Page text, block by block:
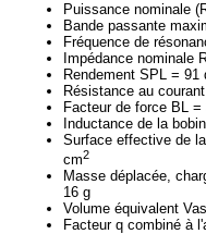
Puissance nominale
Bande passante
Fréquence de
Impédance nominale
Rendement SPL = 91
Résistance au
Facteur de force BL
Inductance de la
Surface effective de
cm2
Masse déplacée,
16 g
Volume équivalent Vas
Facteur q combiné à